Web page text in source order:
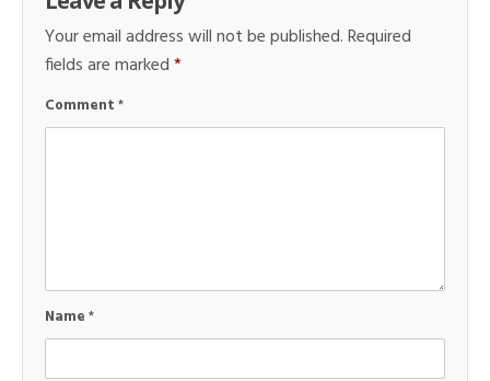
Your email address will not be published.Required
fields are marked*
Comment*
Name*